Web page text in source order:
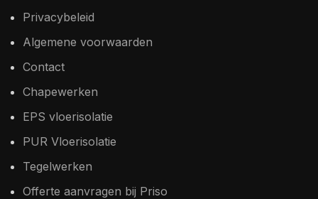
Privacybeleid
Algemene voorwaarden
Contact
Chapewerken
EPS vloerisolatie
PUR Vloerisolatie
Tegelwerken
Offerte aanvragen bij Priso